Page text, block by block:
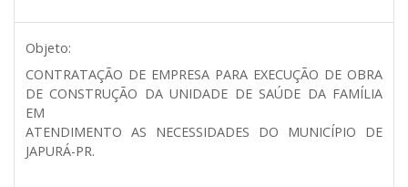
Objeto:
CONTRATAÇÃO DE EMPRESA PARA EXECUÇÃO DE OBRA
DE CONSTRUÇÃO DA UNIDADE DE SAÚDE DA FAMÍLIA
EM
ATENDIMENTO AS NECESSIDADES DO MUNICÍPIO DE
JAPURÁ-PR.